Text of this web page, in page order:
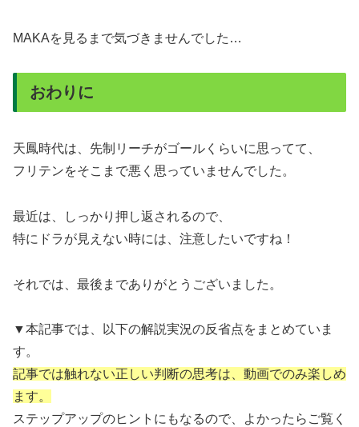
MAKAを見るまで気づきませんでした…
おわりに
天鳳時代は、先制リーチがゴールくらいに思ってて、
フリテンをそこまで悪く思っていませんでした。
最近は、しっかり押し返されるので、
特にドラが見えない時には、注意したいですね！
それでは、最後までありがとうございました。
▼本記事では、以下の解説実況の反省点をまとめていま
す。
記事では触れない正しい判断の思考は、動画でのみ楽しめ
ます。
ステップアップのヒントにもなるので、よかったらご覧く